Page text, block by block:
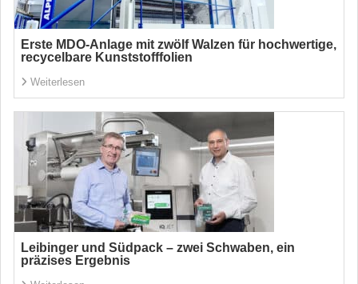
Erste MDO-Anlage mit zwölf Walzen für hochwertige,
recycelbare Kunststofffolien
Weiterlesen
Leibinger und Südpack – zwei Schwaben, ein
präzises Ergebnis